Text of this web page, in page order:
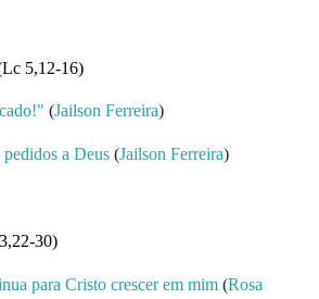
5,12-16)
(Jailson Ferreira)
pedidos a Deus (Jailson Ferreira)
30)
para Cristo crescer em mim (Rosa